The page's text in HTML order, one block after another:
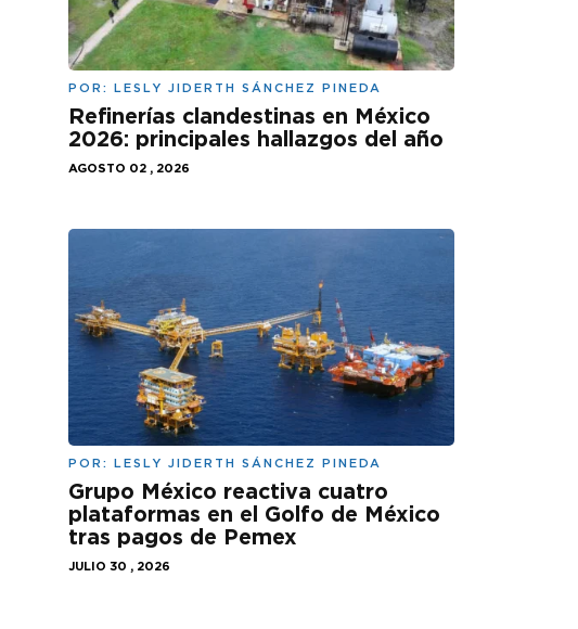
POR: LESLY JIDERTH SÁNCHEZ PINEDA
Refinerías clandestinas en México
2026: principales hallazgos del año
AGOSTO 02 , 2026
POR: LESLY JIDERTH SÁNCHEZ PINEDA
Grupo México reactiva cuatro
plataformas en el Golfo de México
tras pagos de Pemex
JULIO 30 , 2026